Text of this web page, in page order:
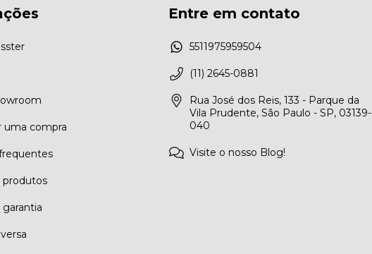
uma compra
produtos
Entre em contato
5511975959504
(11) 2645-0881
Rua José dos Reis, 133 - Parque da
Vila Prudente, São Paulo - SP, 03139-
040
Visite o nosso Blog!